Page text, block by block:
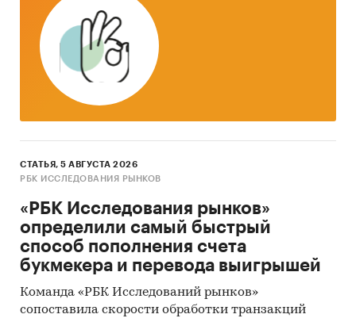
СТАТЬЯ, 5 АВГУСТА 2026
РБК ИССЛЕДОВАНИЯ РЫНКОВ
«РБК Исследования рынков»
определили самый быстрый
способ пополнения счета
букмекера и перевода выигрышей
Команда «РБК Исследований рынков»
сопоставила скорости обработки транзакций